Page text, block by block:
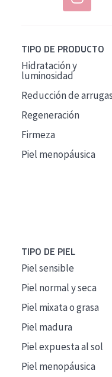
TIPO DE PRODUCTO
Hidratación y
luminosidad
Reducción de arrugas
Regeneración
Firmeza
Piel menopáusica
TIPO DE PIEL
Piel sensible
Piel normal y seca
Piel mixata o grasa
Piel madura
Piel expuesta al sol
Piel menopáusica